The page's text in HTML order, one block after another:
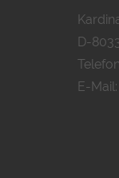
D-
E-Mail: